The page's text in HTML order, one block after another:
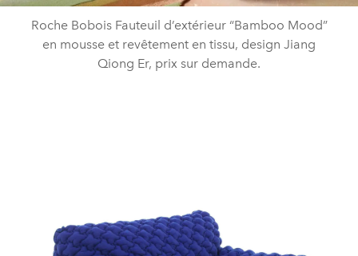
Roche Bobois Fauteuil d’extérieur “Bamboo Mood”
en mousse et revêtement en tissu, design Jiang
Qiong Er, prix sur demande.